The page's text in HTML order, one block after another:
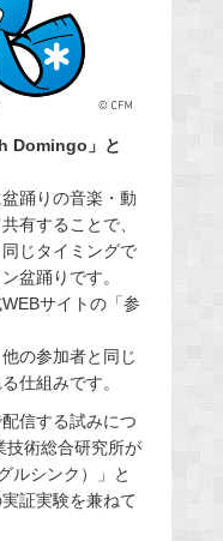
Domingo」と
踊りの音楽・動
有することで、
じタイミングで
盆踊りです。
サイトの「参
の参加者と同じ
仕組みです。
信する試みにつ
技術総合研究所が
ルシンク）」と
証実験を兼ねて